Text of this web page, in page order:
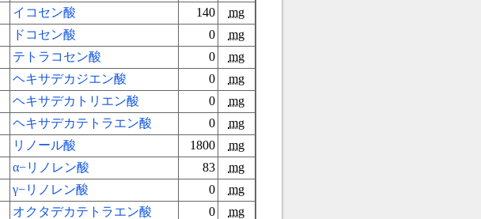
イコセン酸 140
mg
ドコセン酸 0
mg
テトラコセン酸 0 mg
ヘキサデカジエン酸 0
mg
ヘキサデカトリエン酸 0
mg
ヘキサデカテトラエン酸 0
mg
リノール酸 1800
mg
α−リノレン酸 83
mg
γ−リノレン酸 0
mg
オクタデカテトラエン酸 0
mg